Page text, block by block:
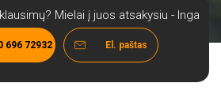
Mielai į juos atsakysiu - Inga
696 72932 El. paštas